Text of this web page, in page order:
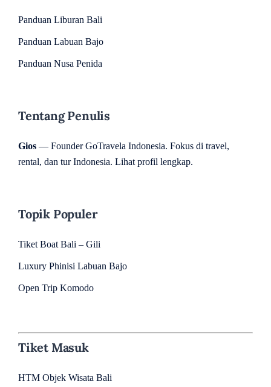
Panduan Liburan Bali
Panduan Labuan Bajo
Panduan Nusa Penida
Tentang Penulis
Gios — Founder GoTravela Indonesia. Fokus di travel,
rental, dan tur Indonesia. Lihat profil lengkap.
Topik Populer
Tiket Boat Bali – Gili
Luxury Phinisi Labuan Bajo
Open Trip Komodo
Tiket Masuk
HTM Objek Wisata Bali